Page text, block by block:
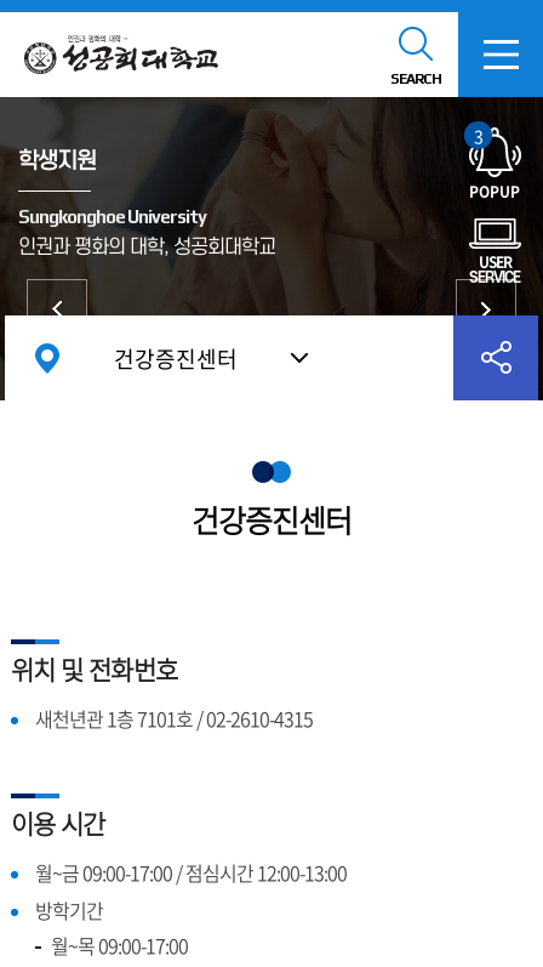
SEARCH
POPUP
3
USER
SERVICE
학생지원
Sungkonghoe University
인권과 평화의 대학, 성공회대학교
건강증진센터
건강증진센터
위치 및 전화번호
새천년관 1층 7101호 / 02-2610-4315
이용 시간
월~금 09:00-17:00 / 점심시간 12:00-13:00
방학기간
월~목 09:00-17:00